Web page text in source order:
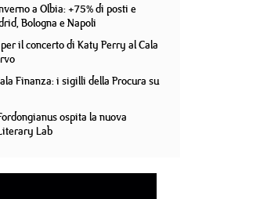
a Olbia: +75% di posti e
Bologna e Napoli
il concerto di Katy Perry al Cala
Finanza: i sigilli della Procura su
ospita la nuova
Lab